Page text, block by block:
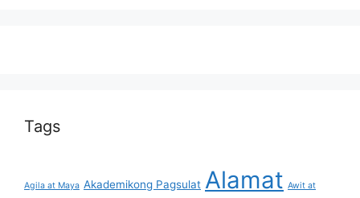
Tags
Agila at Maya Akademikong Pagsulat Alamat Awit at